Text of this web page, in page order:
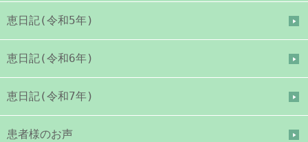
恵日記(令和5年)
恵日記(令和6年)
恵日記(令和7年)
患者様のお声